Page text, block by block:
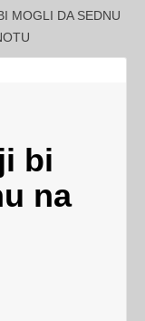
MOGLI DA SEDNU
bi
na